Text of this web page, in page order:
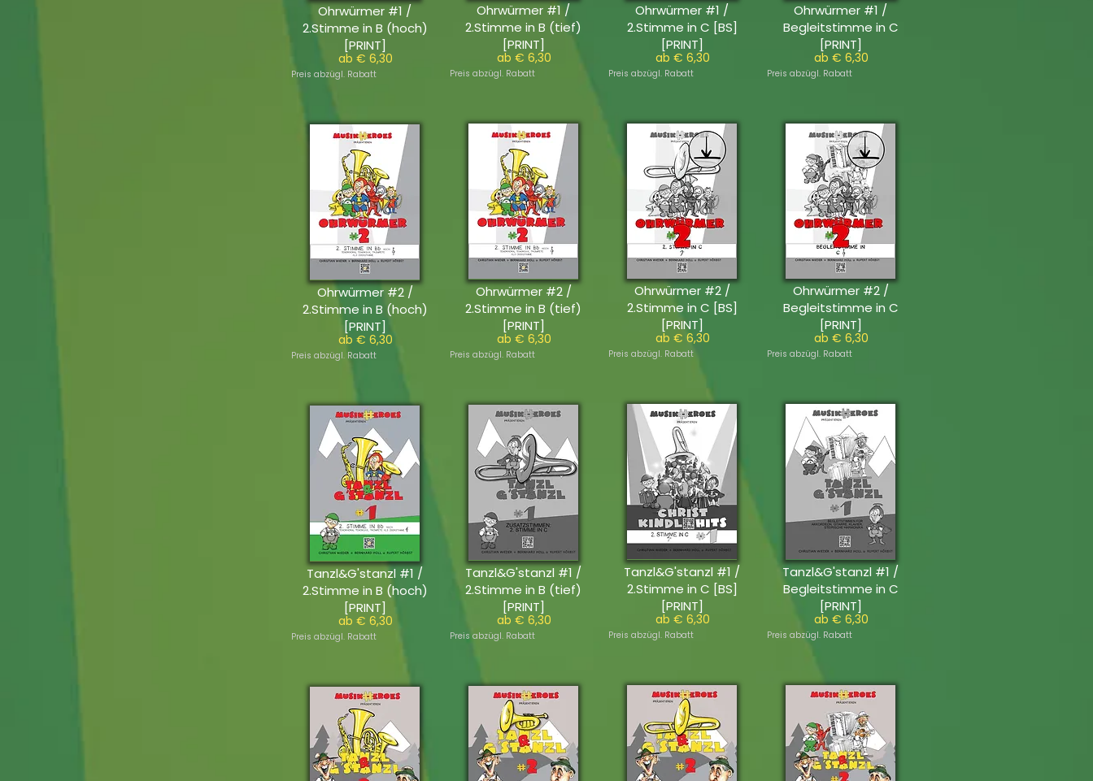
Ohrwürmer #1 /
2.Stimme in B (hoch)
[PRINT]
ab € 6,30
Preis abzügl. Rabatt
Ohrwürmer #2 /
2.Stimme in B (hoch)
[PRINT]
ab € 6,30
Preis abzügl. Rabatt
Tanzl&G'stanzl #1 /
2.Stimme in B (hoch)
[PRINT]
ab € 6,30
Preis abzügl. Rabatt
Ohrwürmer #1 /
2.Stimme in B (tief)
[PRINT]
ab € 6,30
Preis abzügl. Rabatt
Ohrwürmer #2 /
2.Stimme in B (tief)
[PRINT]
ab € 6,30
Preis abzügl. Rabatt
Tanzl&G'stanzl #1 /
2.Stimme in B (tief)
[PRINT]
ab € 6,30
Preis abzügl. Rabatt
Ohrwürmer #1 /
2.Stimme in C [BS]
[PRINT]
ab € 6,30
Preis abzügl. Rabatt
Ohrwürmer #2 /
2.Stimme in C [BS]
[PRINT]
ab € 6,30
Preis abzügl. Rabatt
Tanzl&G'stanzl #1 /
2.Stimme in C [BS]
[PRINT]
ab € 6,30
Preis abzügl. Rabatt
Ohrwürmer #1 /
Begleitstimme in C
[PRINT]
ab € 6,30
Preis abzügl. Rabatt
Ohrwürmer #2 /
Begleitstimme in C
[PRINT]
ab € 6,30
Preis abzügl. Rabatt
Tanzl&G'stanzl #1 /
Begleitstimme in C
[PRINT]
ab € 6,30
Preis abzügl. Rabatt